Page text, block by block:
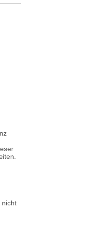
nicht